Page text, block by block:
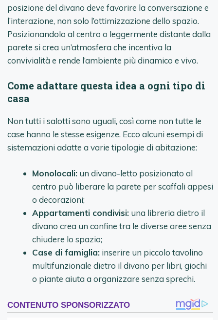
posizione del divano deve favorire la conversazione e
l’interazione, non solo l’ottimizzazione dello spazio.
Posizionandolo al centro o leggermente distante dalla
parete si crea un’atmosfera che incentiva la
convivialità e rende l’ambiente più dinamico e vivo.
Come adattare questa idea a ogni tipo di
casa
Non tutti i salotti sono uguali, così come non tutte le
case hanno le stesse esigenze. Ecco alcuni esempi di
sistemazioni adatte a varie tipologie di abitazione:
Monolocali: un divano-letto posizionato al
centro può liberare la parete per scaffali appesi
o decorazioni;
Appartamenti condivisi: una libreria dietro il
divano crea un confine tra le diverse aree senza
chiudere lo spazio;
Case di famiglia: inserire un piccolo tavolino
multifunzionale dietro il divano per libri, giochi
o piante aiuta a organizzare senza sprechi.